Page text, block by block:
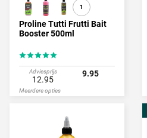
1
Proline Tutti Frutti Bait
Booster 500ml
Adviesprijs
12.95
9.95
Meerdere opties